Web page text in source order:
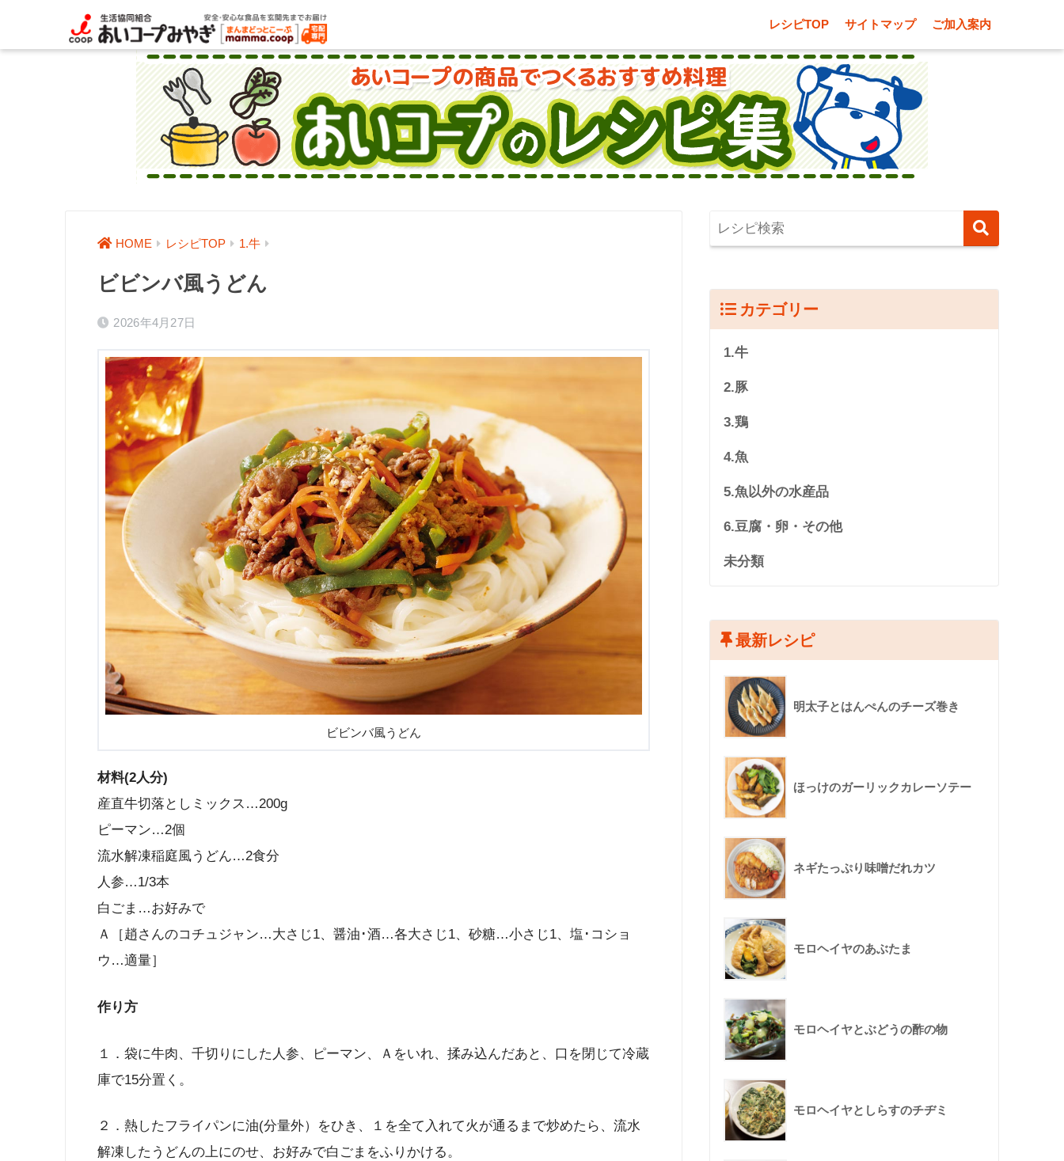
レシピTOP サイトマップ ご加入案内
HOME レシピTOP 1.牛
ビビンバ風うどん
2026年4月27日
ビビンバ風うどん
材料(2人分)
産直牛切落としミックス…200g
ピーマン…2個
流水解凍稲庭風うどん…2食分
人参…1/3本
白ごま…お好みで
Ａ［趙さんのコチュジャン…大さじ1、醤油･酒…各大さじ1、砂糖…小さじ1、塩･コショ
ウ…適量］
作り方
１．袋に牛肉、千切りにした人参、ピーマン、Ａをいれ、揉み込んだあと、口を閉じて冷蔵
庫で15分置く。
２．熱したフライパンに油(分量外）をひき、１を全て入れて火が通るまで炒めたら、流水
解凍したうどんの上にのせ、お好みで白ごまをふりかける。
カテゴリー
1.牛
2.豚
3.鶏
4.魚
5.魚以外の水産品
6.豆腐・卵・その他
未分類
最新レシピ
明太子とはんぺんのチーズ巻き
ほっけのガーリックカレーソテー
ネギたっぷり味噌だれカツ
モロヘイヤのあぶたま
モロヘイヤとぶどうの酢の物
モロヘイヤとしらすのチヂミ